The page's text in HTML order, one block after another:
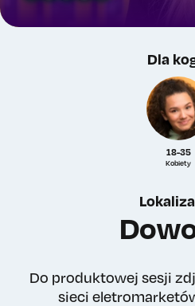
Dla
18-35
Kobiety
Do produktowej sesji
sieci